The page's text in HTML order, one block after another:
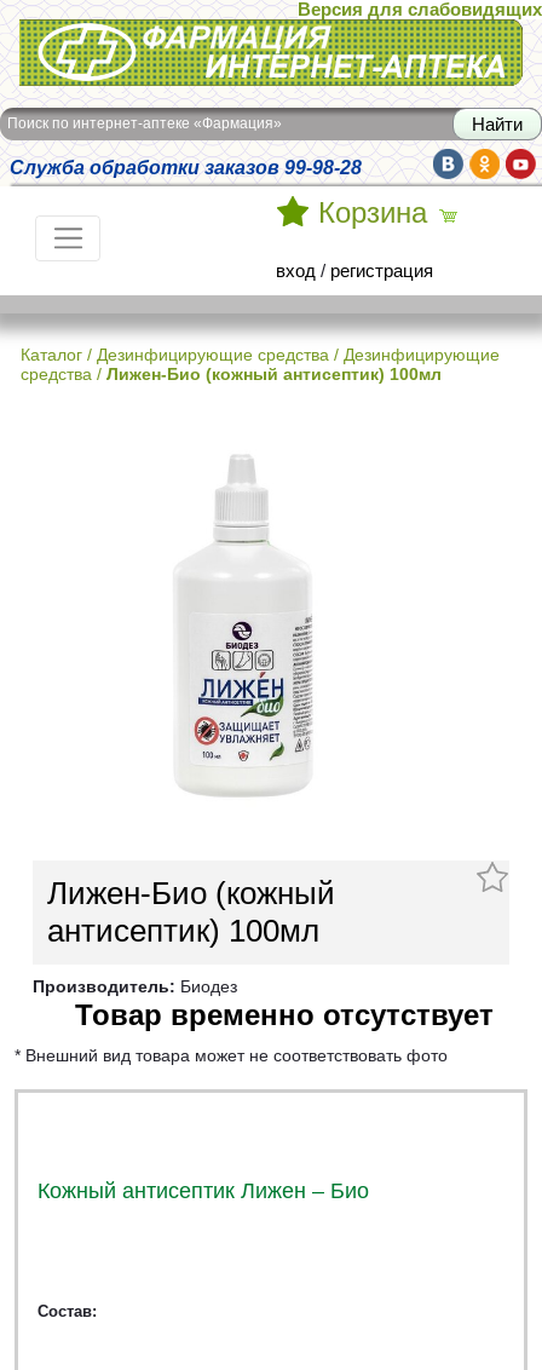
Интернет-аптека Фармация
Версия для слабовидящих
Поиск по интернет-аптеке «Фармация»
Служба обработки заказов 99-98-28
Корзина
вход / регистрация
Каталог / Дезинфицирующие средства / Дезинфицирующие
средства / Лижен-Био (кожный антисептик) 100мл
Лижен-Био (кожный
антисептик) 100мл
Производитель: Биодез
Товар временно отсутствует
* Внешний вид товара может не соответствовать фото
Кожный антисептик Лижен – Био
Состав: